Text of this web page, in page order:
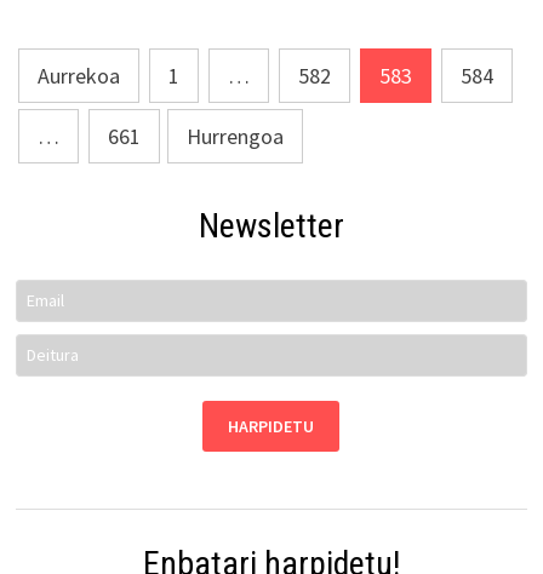
Posts
pagination
Aurrekoa 1 … 582 583 584
… 661 Hurrengoa
Newsletter
Enbatari harpidetu!